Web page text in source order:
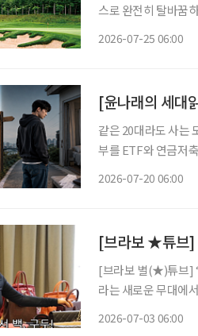
스로 완전히 탈바꿈하고 골
2026-07-25 06:00
[윤나래의 세대
같은 20대라도 사는
부를 ETF와 연금저
2026-07-20 06:00
[브라보 ★튜브]
[브라보 별(★)튜브]
라는 새로운 무대에
2026-07-03 06:00